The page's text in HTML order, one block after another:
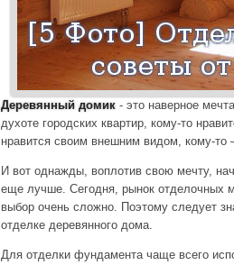
Деревянный домик - это наверное
духоте городских квартир, кому-то
нравится своим внешним видом, кому-то
И вот однажды, воплотив свою мечту,
еще лучше. Сегодня, рынок отделочных
выбор очень сложно. Поэтому следует
отделке деревянного дома.
Для отделки фундамента чаще всего